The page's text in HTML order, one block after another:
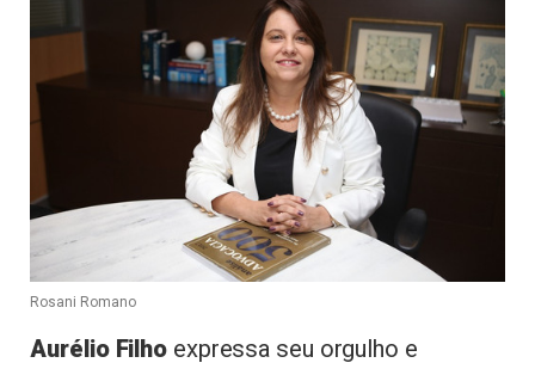
Rosani Romano
Aurélio Filho expressa seu orgulho e